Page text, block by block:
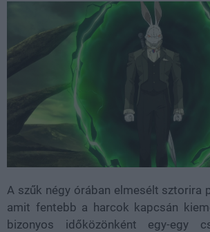
A szűk négy órában elmesélt sztorira
amit fentebb a harcok kapcsán
bizonyos időközönként egy-egy